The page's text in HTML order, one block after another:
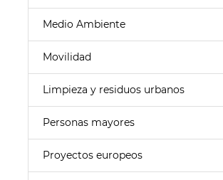
Medio Ambiente
Movilidad
Limpieza y residuos urbanos
Personas mayores
Proyectos europeos